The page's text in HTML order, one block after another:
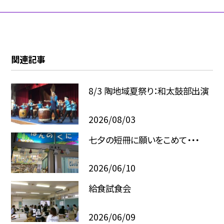
関連記事
8/3 陶地域夏祭り：和太鼓部出演
2026/08/03
七夕の短冊に願いをこめて・・・
2026/06/10
給食試食会
2026/06/09